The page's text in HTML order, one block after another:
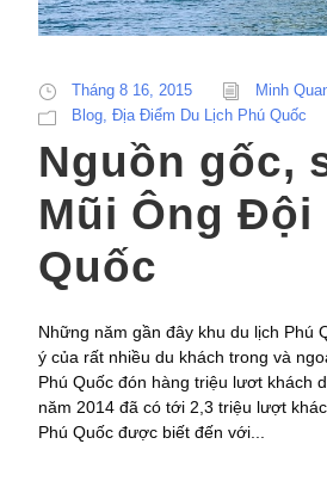
Tháng 8 16, 2015
Minh
Blog, Địa Điểm Du Lịch Phú Quốc
Nguồn gốc,
Mũi Ông Đội
Quốc
Những năm gần đây khu du lịch Phú
ý của rất nhiều du khách trong và
Phú Quốc đón hàng triệu lươt khách
năm 2014 đã có tới 2,3 triệu lượt
Phú Quốc được biết đến với...